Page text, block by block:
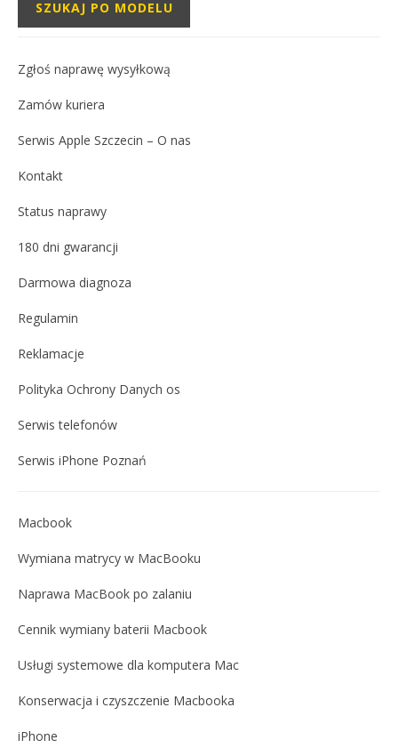
Zgłoś naprawę wysyłkową
Zamów kuriera
Serwis Apple Szczecin – O nas
Kontakt
Status naprawy
180 dni gwarancji
Darmowa diagnoza
Regulamin
Reklamacje
Polityka Ochrony Danych os
Serwis telefonów
Serwis iPhone Poznań
Macbook
Wymiana matrycy w MacBooku
Naprawa MacBook po zalaniu
Cennik wymiany baterii Macbook
Usługi systemowe dla komputera Mac
Konserwacja i czyszczenie Macbooka
iPhone